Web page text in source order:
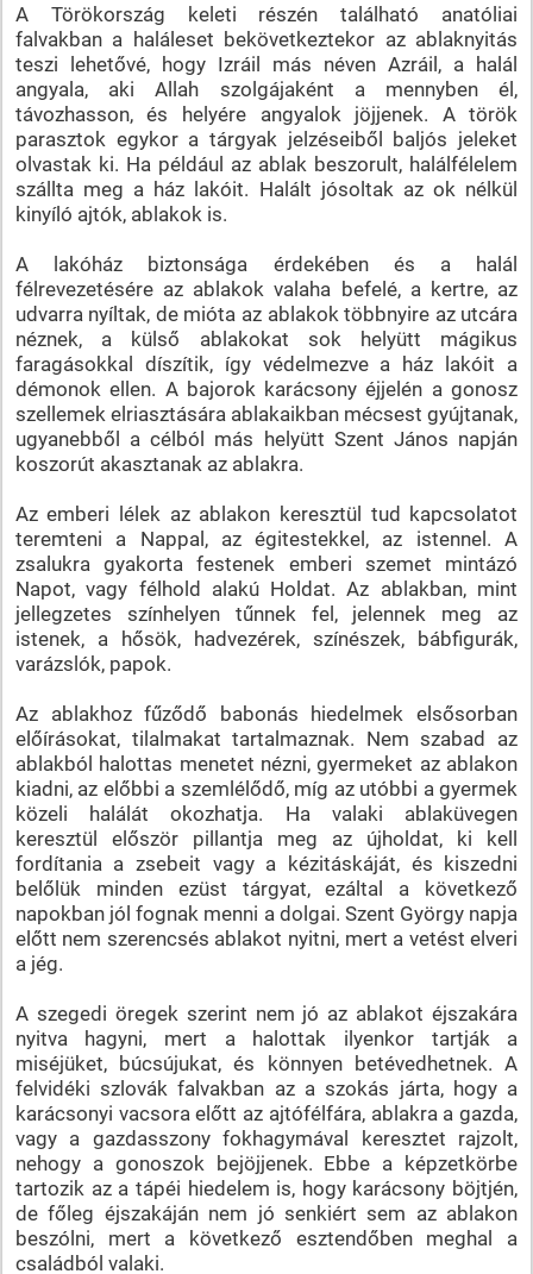
A Törökország keleti részén található anatóliai
falvakban a haláleset bekövetkeztekor az ablaknyitás
teszi lehetővé, hogy Izráil más néven Azráil, a halál
angyala, aki Allah szolgájaként a mennyben él,
távozhasson, és helyére angyalok jöjjenek. A török
parasztok egykor a tárgyak jelzéseiből baljós jeleket
olvastak ki. Ha például az ablak beszorult, halálfélelem
szállta meg a ház lakóit. Halált jósoltak az ok nélkül
kinyíló ajtók, ablakok is.
A lakóház biztonsága érdekében és a halál
félrevezetésére az ablakok valaha befelé, a kertre, az
udvarra nyíltak, de mióta az ablakok többnyire az utcára
néznek, a külső ablakokat sok helyütt mágikus
faragásokkal díszítik, így védelmezve a ház lakóit a
démonok ellen. A bajorok karácsony éjjelén a gonosz
szellemek elriasztására ablakaikban mécsest gyújtanak,
ugyanebből a célból más helyütt Szent János napján
koszorút akasztanak az ablakra.
Az emberi lélek az ablakon keresztül tud kapcsolatot
teremteni a Nappal, az égitestekkel, az istennel. A
zsalukra gyakorta festenek emberi szemet mintázó
Napot, vagy félhold alakú Holdat. Az ablakban, mint
jellegzetes színhelyen tűnnek fel, jelennek meg az
istenek, a hősök, hadvezérek, színészek, bábfigurák,
varázslók, papok.
Az ablakhoz fűződő babonás hiedelmek elsősorban
előírásokat, tilalmakat tartalmaznak. Nem szabad az
ablakból halottas menetet nézni, gyermeket az ablakon
kiadni, az előbbi a szemlélődő, míg az utóbbi a gyermek
közeli halálát okozhatja. Ha valaki ablaküvegen
keresztül először pillantja meg az újholdat, ki kell
fordítania a zsebeit vagy a kézitáskáját, és kiszedni
belőlük minden ezüst tárgyat, ezáltal a következő
napokban jól fognak menni a dolgai. Szent György napja
előtt nem szerencsés ablakot nyitni, mert a vetést elveri
a jég.
A szegedi öregek szerint nem jó az ablakot éjszakára
nyitva hagyni, mert a halottak ilyenkor tartják a
miséjüket, búcsújukat, és könnyen betévedhetnek. A
felvidéki szlovák falvakban az a szokás járta, hogy a
karácsonyi vacsora előtt az ajtófélfára, ablakra a gazda,
vagy a gazdasszony fokhagymával keresztet rajzolt,
nehogy a gonoszok bejöjjenek. Ebbe a képzetkörbe
tartozik az a tápéi hiedelem is, hogy karácsony böjtjén,
de főleg éjszakáján nem jó senkiért sem az ablakon
beszólni, mert a következő esztendőben meghal a
családból valaki.